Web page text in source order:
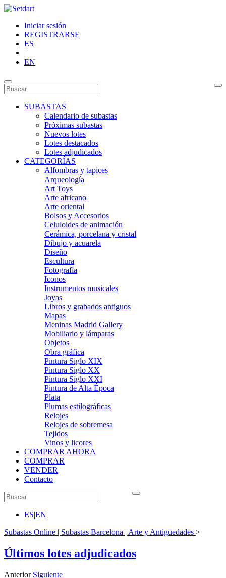
Iniciar sesión
REGISTRARSE
ES
|
EN
SUBASTAS
Calendario de subastas
Próximas subastas
Nuevos lotes
Lotes destacados
Lotes adjudicados
CATEGORÍAS
Alfombras y tapices
Arqueología
Art Toys
Arte africano
Arte oriental
Bolsos y Accesorios
Celuloides de animación
Cerámica, porcelana y cristal
Dibujo y acuarela
Diseño
Escultura
Fotografía
Iconos
Instrumentos musicales
Joyas
Libros y grabados antiguos
Mapas
Meninas Madrid Gallery
Mobiliario y lámparas
Objetos
Obra gráfica
Pintura Siglo XIX
Pintura Siglo XX
Pintura Siglo XXI
Pintura de Alta Época
Plata
Plumas estilográficas
Relojes
Relojes de sobremesa
Tejidos
Vinos y licores
COMPRAR AHORA
COMPRAR
VENDER
Contacto
ES|EN
Subastas Online | Subastas Barcelona | Arte y Antigüedades >
Últimos lotes adjudicados
Anterior Siguiente